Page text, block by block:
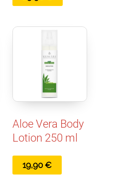
Aloe Vera Body
Lotion 250 ml
19,90€